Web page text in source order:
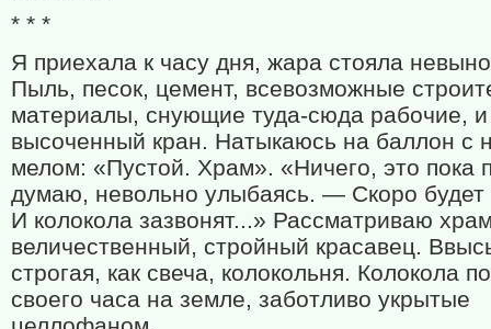
* * *
Я приехала к часу дня, жара стояла
Пыль, песок, цемент, всевозможные
материалы, снующие туда-сюда рабочие, и
высоченный кран. Натыкаюсь на баллон с
мелом: «Пустой. Храм». «Ничего, это пока
думаю, невольно улыбаясь. — Скоро
И колокола зазвонят...» Рассматриваю
величественный, стройный красавец.
строгая, как свеча, колокольня. Колокола
своего часа на земле, заботливо укрытые